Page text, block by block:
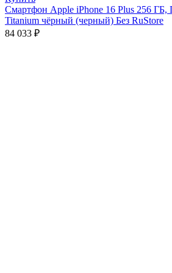
Смартфон Apple iPhone 16 Plus 256 ГБ,
Titanium чёрный (черный) Без RuStore
84 033 ₽